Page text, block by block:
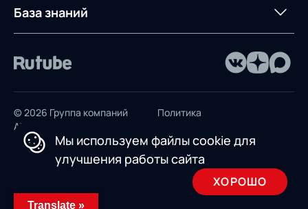
Предложение для
База знаний
© 2026 Группа компаний
AXELOT
Политика
Пользовательское
соглашение
Мы используем файлы cookie для
улучшения работы сайта
ХОРОШО
Translate »